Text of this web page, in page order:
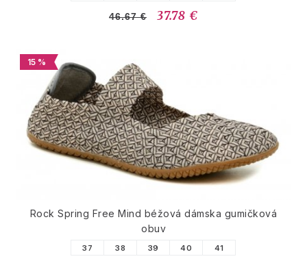
46.67 € 37.78 €
15 %
Rock Spring Free Mind béžová dámska gumičková
obuv
37 38 39 40 41